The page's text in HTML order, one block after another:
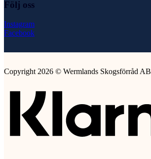
Följ oss
Instagram
Facebook
Copyright 2026 © Wermlands Skogsförråd AB